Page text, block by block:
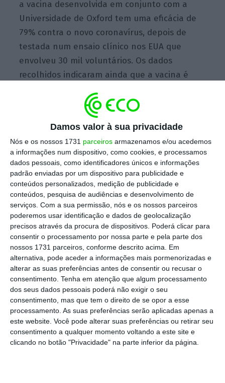
Damos valor à sua privacidade
Nós e os nossos 1731 parceiros armazenamos e/ou acedemos
a informações num dispositivo, como cookies, e processamos
dados pessoais, como identificadores únicos e informações
padrão enviadas por um dispositivo para publicidade e
conteúdos personalizados, medição de publicidade e
conteúdos, pesquisa de audiências e desenvolvimento de
serviços. Com a sua permissão, nós e os nossos parceiros
poderemos usar identificação e dados de geolocalização
precisos através da procura de dispositivos. Poderá clicar para
consentir o processamento por nossa parte e pela parte dos
nossos 1731 parceiros, conforme descrito acima. Em
alternativa, pode aceder a informações mais pormenorizadas e
alterar as suas preferências antes de consentir ou recusar o
consentimento. Tenha em atenção que algum processamento
dos seus dados pessoais poderá não exigir o seu
consentimento, mas que tem o direito de se opor a esse
processamento. As suas preferências serão aplicadas apenas a
este website. Você pode alterar suas preferências ou retirar seu
consentimento a qualquer momento voltando a este site e
clicando no botão "Privacidade" na parte inferior da página.
a vacina desenvolvida em conjunto com a
Universidade de Oxford tem uma eficácia de
79% contra o novo coronavírus, depois de
testada num ensaio clínico nos EUA que
envolveu 30 mil voluntários. Os dados
recolhidos indicaram ainda que a vacina é
incluindo idosos, eassegurou que nenhum dos
participantes sofreu reações adversas ou teve
de ser hospitalizado.
Contudo, já na madrugada de terça-feira, o
Instituto Nacional para as Alergias e Doenças
Infecciosas (NIAID), uma entidade federal,
emitiu um comunicadoonde admite queos
responsáveis de saúde estão “preocupados
com a informação divulgada pela
AstraZeneca”, apontando para a
possibilidade de a farmacêutica ter “incluído
informação desatualizada”. Apesar de a
vacina já ter sido autorizada em mais de 50
países, ainda não foi admitida pelo regulador
do medicamento dos EUA.